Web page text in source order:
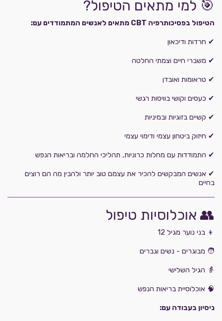
🎯 למי מתאים הטיפול?
הטיפול בפסיכותרפיה CBT מתאים לאנשים המתמודדים עם:
✔ חרדות ודיכאון
✔ משברי חיים וצמתי החלטה
✔ טראומות ואובדן
✔ כעסים וקושי בוויסות רגשי
✔ קשיים בזוגיות ובמיניות
✔ חיזוק ביטחון עצמי ודימוי עצמי
✔ התמודדות עם מחלות כרוניות, תהליכי החלמה ובריאות הנפש
✔ אנשים המבקשים להכיר את עצמם טוב יותר ולהבין מה הם רוצים
בחיים
👥 אוכלוסיות טיפול
👦 בני נוער מגיל 12
🧑 מבוגרים - נשים וגברים
👵 הגיל השלישי
🧠 אוכלוסיית בריאות הנפש
ניסיון בעבודה עם: